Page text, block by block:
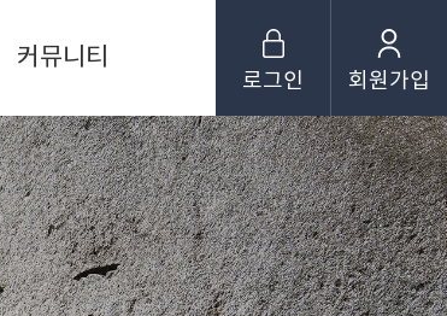
커뮤니티
로그인 회원가입